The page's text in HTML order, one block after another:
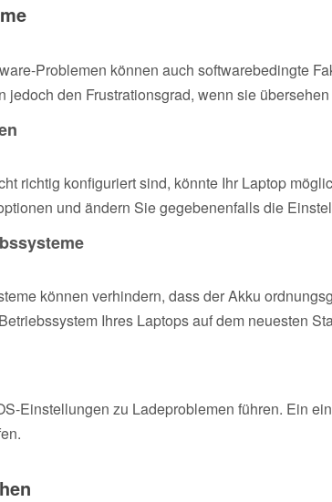
Problemen können auch softwarebedingte
jedoch den Frustrationsgrad, wenn sie
richtig konfiguriert sind, könnte Ihr Laptop
und ändern Sie gegebenenfalls die
können verhindern, dass der Akku
Ihres Laptops auf dem neuesten
Einstellungen zu Ladeproblemen führen. Ein